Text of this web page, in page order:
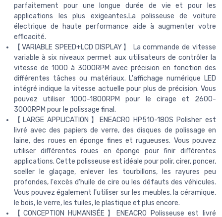
parfaitement pour une longue durée de vie et pour les
applications les plus exigeantes.La polisseuse de voiture
électrique de haute performance aide à augmenter votre
efficacité.
【VARIABLE SPEED+LCD DISPLAY】 La commande de vitesse
variable à six niveaux permet aux utilisateurs de contrôler la
vitesse de 1000 à 3000RPM avec précision en fonction des
différentes tâches ou matériaux. L'affichage numérique LED
intégré indique la vitesse actuelle pour plus de précision. Vous
pouvez utiliser 1000-1800RPM pour le cirage et 2600-
3000RPM pour le polissage final.
【LARGE APPLICATION】ENEACRO HP510-180S Polisher est
livré avec des papiers de verre, des disques de polissage en
laine, des roues en éponge fines et rugueuses. Vous pouvez
utiliser différentes roues en éponge pour finir différentes
applications. Cette polisseuse est idéale pour polir, cirer, poncer,
sceller le glaçage, enlever les tourbillons, les rayures peu
profondes, l'excès d'huile de cire ou les défauts des véhicules.
Vous pouvez également l'utiliser sur les meubles, la céramique,
le bois, le verre, les tuiles, le plastique et plus encore.
【CONCEPTION HUMANISÉE】ENEACRO Polisseuse est livré